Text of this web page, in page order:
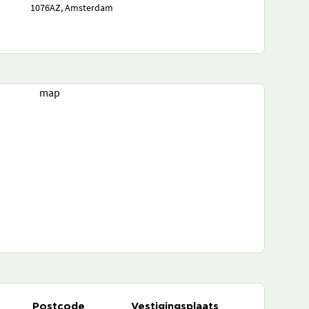
1076AZ, Amsterdam
map
Postcode Vestigingsplaats